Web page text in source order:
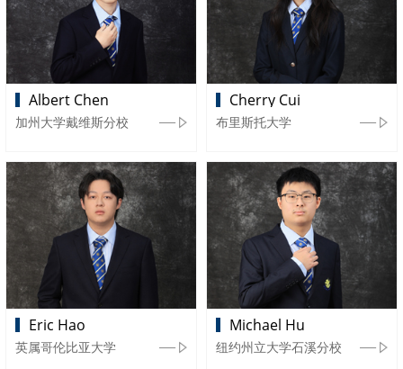
Albert Chen
加州大学戴维斯分校
Cherry Cui
布里斯托大学
Eric Hao
英属哥伦比亚大学
Michael Hu
纽约州立大学石溪分校